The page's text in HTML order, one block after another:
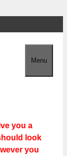
Menu
you a
look
you